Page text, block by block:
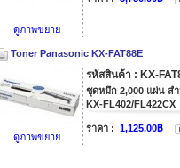
ดูภาพขยาย
Toner Panasonic KX-FAT88E
ดูภาพขยาย
รหัสสินค้า : KX-
ชุดหมึก 2,000 แผ่น ส
KX-FL402/FL422CX
ราคา : 1,125.00฿